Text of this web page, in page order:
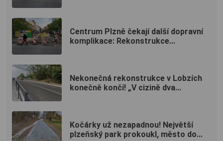
Centrum Plzně čekají další dopravní
komplikace: Rekonstrukce...
Nekonečná rekonstrukce v Lobzích
konečně končí! „V cizině dva...
Kočárky už nezapadnou! Největší
plzeňský park prokoukl, město do...